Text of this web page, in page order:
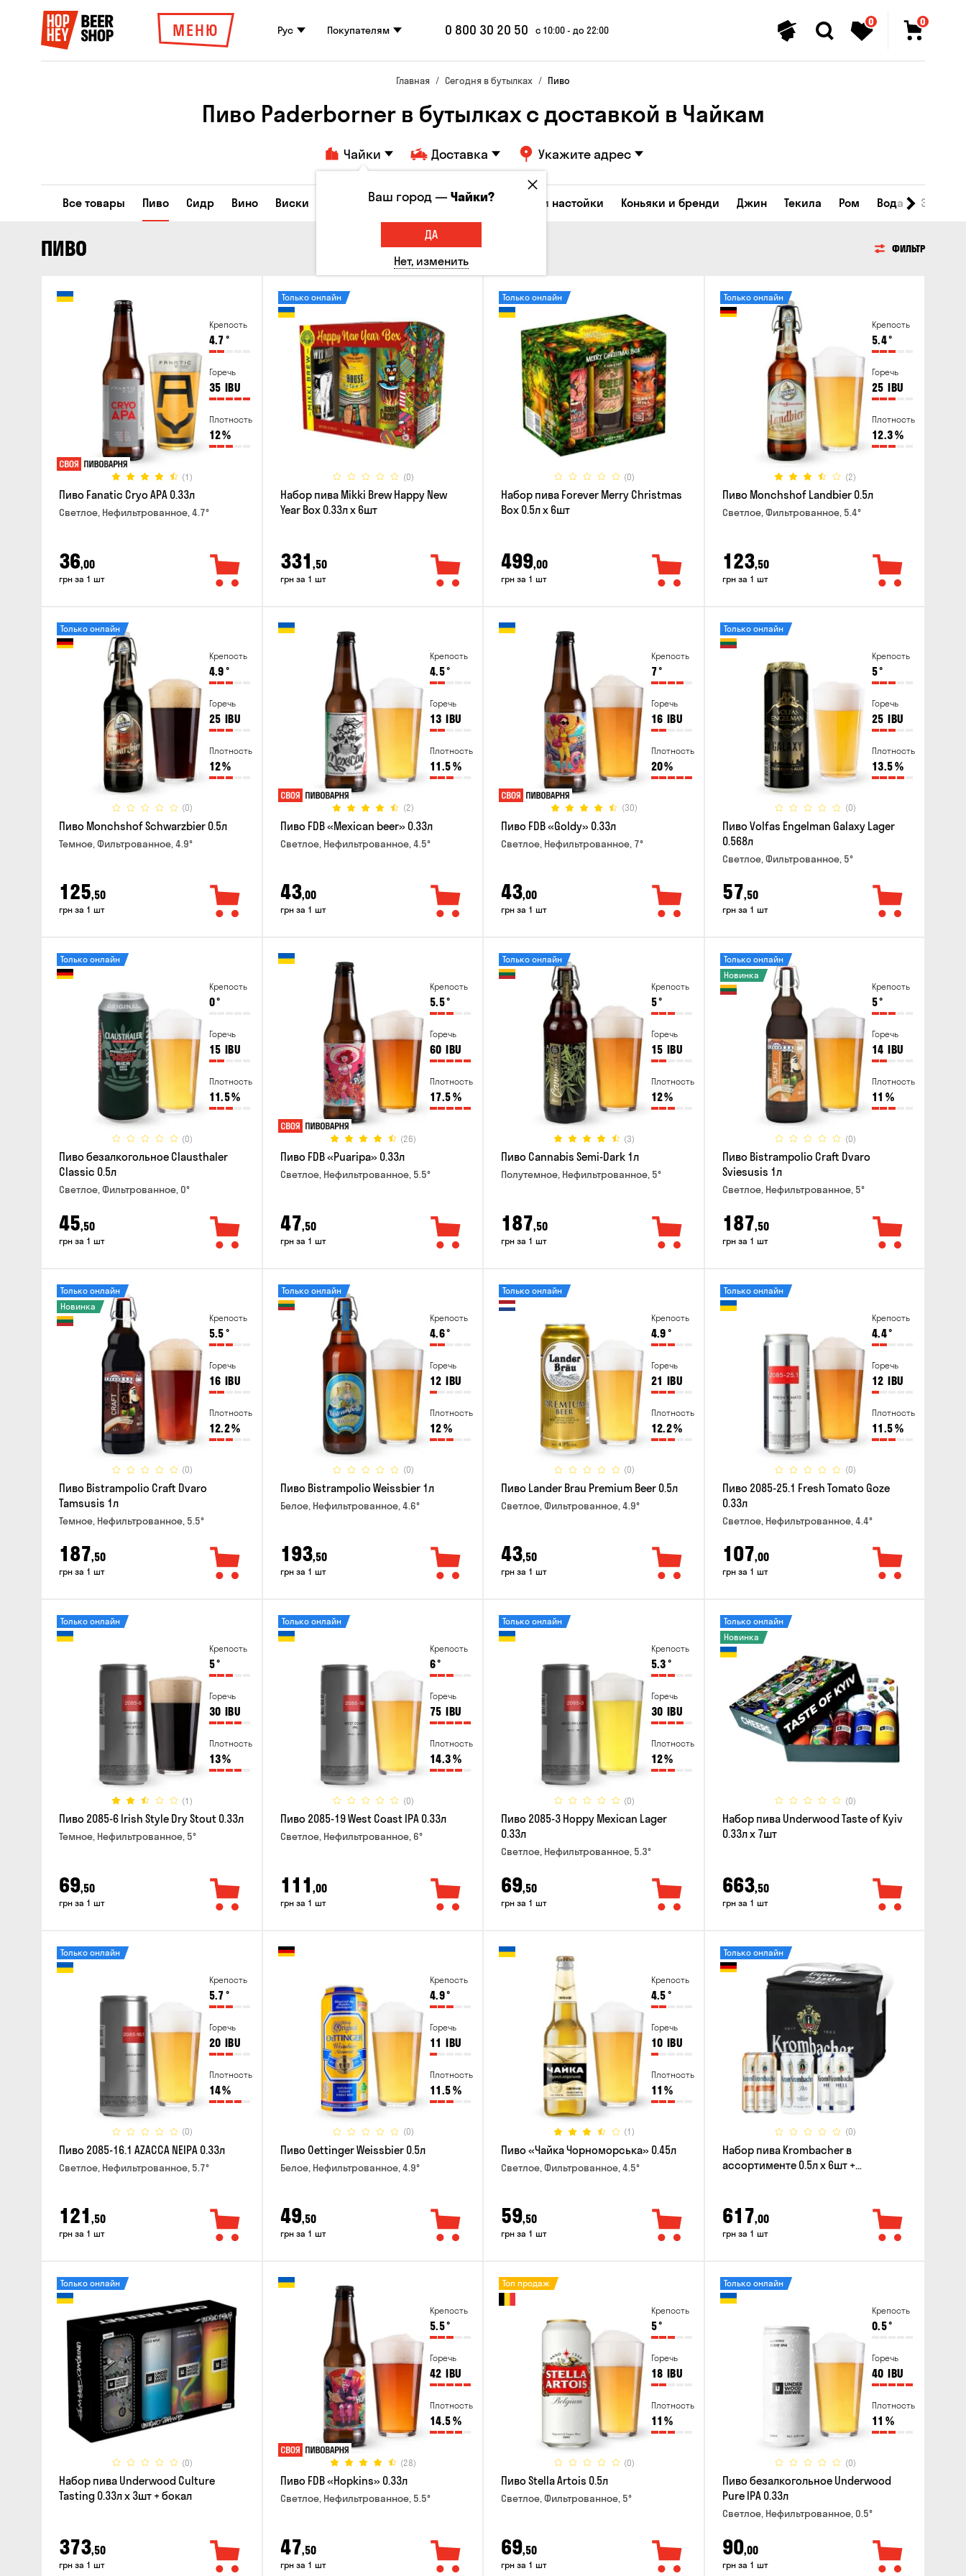
МЕНЮ Рус Покупателям 0 800 30 20 50 с 10:00 - до 22:00
0 0
Главная Сегодня в бутылках Пиво
Пиво Paderborner в бутылках с доставкой в ​​Чайкам
Чайки Доставка Укажите адрес
Все товары Пиво Сидр Вино Виски Коктейли Водка Соджу Ликеры и настойки Коньяки и бренди Джин Текила Ром Вода
ПИВО ФИЛЬТР
Крепость
4.7°
Горечь
35 IBU
Плотность
12%
(1)
Пиво Fanatic Cryo APA 0.33л
Светлое, Нефильтрованное, 4.7°
36,00
грн за 1 шт
(0)
Только онлайн
Набор пива Mikki Brew Happy New
Year Box 0.33л x 6шт
331 ,50
грн за 1 шт
(0)
Только онлайн
Набор пива Forever Merry Christmas
Box 0.5л x 6шт
499,00
грн за 1 шт
Крепость
5.4°
Горечь
25 IBU
Плотность
12.3%
(2)
Только онлайн
Пиво Monchshof Landbier 0.5л
Светлое, Фильтрованное, 5.4°
123,50
грн за 1 шт
Крепость
4.9°
Горечь
25 IBU
Плотность
12%
(0)
Только онлайн
Пиво Monchshof Schwarzbier 0.5л
Темное, Фильтрованное, 4.9°
125,50
грн за 1 шт
Крепость
4.5°
Горечь
13 IBU
Плотность
11.5%
(2)
Пиво FDB «Mexican beer» 0.33л
Светлое, Нефильтрованное, 4.5°
43,00
грн за 1 шт
Крепость
7°
Горечь
16 IBU
Плотность
20%
(30)
Пиво FDB «Goldy» 0.33л
Светлое, Нефильтрованное, 7°
43,00
грн за 1 шт
Крепость
5°
Горечь
25 IBU
Плотность
13.5%
(0)
Только онлайн
Пиво Volfas Engelman Galaxy Lager
0.568л
Светлое, Фильтрованное, 5°
57,50
грн за 1 шт
Крепость
0°
Горечь
15 IBU
Плотность
11.5%
(0)
Только онлайн
Пиво безалкогольное Clausthaler
Classic 0.5л
Светлое, Фильтрованное, 0°
45,50
грн за 1 шт
Крепость
5.5°
Горечь
60 IBU
Плотность
17.5%
(26)
Пиво FDB «Puaripa» 0.33л
Светлое, Нефильтрованное, 5.5°
47,50
грн за 1 шт
Крепость
5°
Горечь
15 IBU
Плотность
12%
(3)
Только онлайн
Пиво Cannabis Semi-Dark 1л
Полутемное, Нефильтрованное, 5°
187,50
грн за 1 шт
Крепость
5°
Горечь
14 IBU
Плотность
11 %
(0)
Только онлайн
Новинка
Пиво Bistrampolio Craft Dvaro
Sviesusis 1л
Светлое, Нефильтрованное, 5°
187,50
грн за 1 шт
Крепость
5.5°
Горечь
16 IBU
Плотность
12.2%
(0)
Только онлайн
Новинка
Пиво Bistrampolio Craft Dvaro
Tamsusis 1л
Темное, Нефильтрованное, 5.5°
187,50
грн за 1 шт
Крепость
4.6°
Горечь
12 IBU
Плотность
12%
(0)
Только онлайн
Пиво Bistrampolio Weissbier 1л
Белое, Нефильтрованное, 4.6°
193,50
грн за 1 шт
Крепость
4.9°
Горечь
21 IBU
Плотность
12.2%
(0)
Только онлайн
Пиво Lander Brau Premium Beer 0.5л
Светлое, Фильтрованное, 4.9°
43,50
грн за 1 шт
Крепость
4.4°
Горечь
12 IBU
Плотность
11.5%
(0)
Только онлайн
Пиво 2085-25.1 Fresh Tomato Goze
0.33л
Светлое, Нефильтрованное, 4.4°
107,00
грн за 1 шт
Крепость
5°
Горечь
30 IBU
Плотность
13%
(1)
Только онлайн
Пиво 2085-6 Irish Style Dry Stout 0.33л
Темное, Нефильтрованное, 5°
69,50
грн за 1 шт
Крепость
6°
Горечь
75 IBU
Плотность
14.3%
(0)
Только онлайн
Пиво 2085-19 West Coast IPA 0.33л
Светлое, Нефильтрованное, 6°
111 ,00
грн за 1 шт
Крепость
5.3°
Горечь
30 IBU
Плотность
12%
(0)
Только онлайн
Пиво 2085-3 Hoppy Mexican Lager
0.33л
Светлое, Нефильтрованное, 5.3°
69,50
грн за 1 шт
(0)
Только онлайн
Новинка
Набор пива Underwood Taste of Kyiv
0.33л x 7шт
663,50
грн за 1 шт
Крепость
5.7°
Горечь
20 IBU
Плотность
14%
(0)
Только онлайн
Пиво 2085-16.1 AZACCA NEIPA 0.33л
Светлое, Нефильтрованное, 5.7°
121 ,50
грн за 1 шт
Крепость
4.9°
Горечь
11 IBU
Плотность
11.5%
(0)
Пиво Oettinger Weissbier 0.5л
Белое, Нефильтрованное, 4.9°
49,50
грн за 1 шт
Крепость
4.5°
Горечь
10 IBU
Плотность
11 %
(1)
Пиво «Чайка Чорноморська» 0.45л
Светлое, Фильтрованное, 4.5°
59,50
грн за 1 шт
(0)
Только онлайн
Набор пива Krombacher в
ассортименте 0.5л х 6шт +
617,00
грн за 1 шт
(0)
Только онлайн
Набор пива Underwood Culture
Tasting 0.33л x 3шт + бокал
373,50
грн за 1 шт
Крепость
5.5°
Горечь
42 IBU
Плотность
14.5%
(28)
Пиво FDB «Hopkins» 0.33л
Светлое, Нефильтрованное, 5.5°
47,50
грн за 1 шт
Крепость
5°
Горечь
18 IBU
Плотность
11 %
(0)
Топ продаж
Пиво Stella Artois 0.5л
Светлое, Фильтрованное, 5°
69,50
грн за 1 шт
Крепость
0.5°
Горечь
40 IBU
Плотность
11 %
(0)
Только онлайн
Пиво безалкогольное Underwood
Pure IPA 0.33л
Светлое, Нефильтрованное, 0.5°
90,00
грн за 1 шт
Ваш город —Чайки?
ДА
Нет, изменить